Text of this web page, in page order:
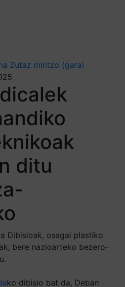
Zutaz mintzo (gara)
ditu
Dibisioak, osagai plastiko
bere nazioarteko bezero-
ko dibisio bat da, Deban